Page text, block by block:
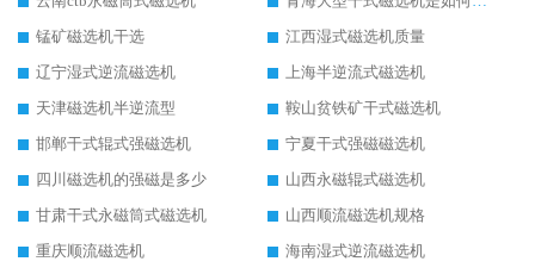
锰矿磁选机干选
江西湿式磁选机质量
辽宁湿式逆流磁选机
上海半逆流式磁选机
天津磁选机半逆流型
鞍山贫铁矿干式磁选机
邯郸干式辊式强磁选机
宁夏干式强磁磁选机
四川磁选机的强磁是多少
山西永磁辊式磁选机
甘肃干式永磁筒式磁选机
山西顺流磁选机规格
重庆顺流磁选机
海南湿式逆流磁选机